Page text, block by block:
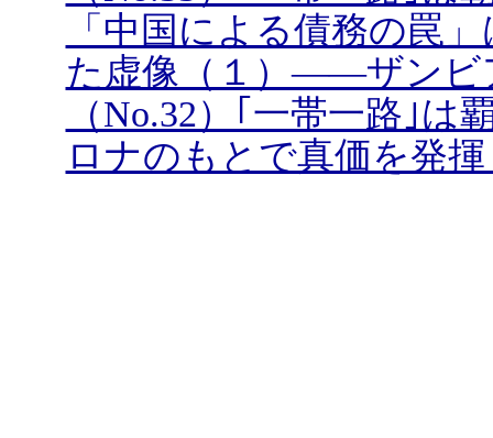
「中国による債務の罠
た虚像（１）――ザンビ
（No.32）｢一帯一路｣
ロナのもとで真価を発